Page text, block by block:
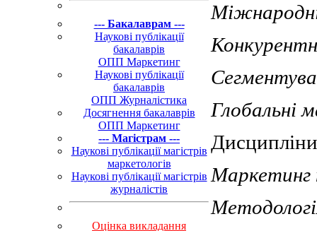
--- Бакалаврам ---
Наукові публікації
бакалаврів
ОПП Маркетинг
Наукові публікації
бакалаврів
ОПП Журналістика
Досягнення бакалаврів
ОПП Маркетинг
--- Магістрам ---
Наукові публікації магістрів
маркетологів
Наукові публікації магістрів
журналістів
Оцінка викладання
Глобальні
Маркетинг